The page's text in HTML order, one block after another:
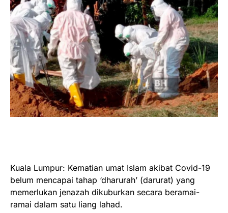
Kuala Lumpur: Kematian umat Islam akibat Covid-19
belum mencapai tahap ‘dharurah’ (darurat) yang
memerlukan jenazah dikuburkan secara beramai-
ramai dalam satu liang lahad.